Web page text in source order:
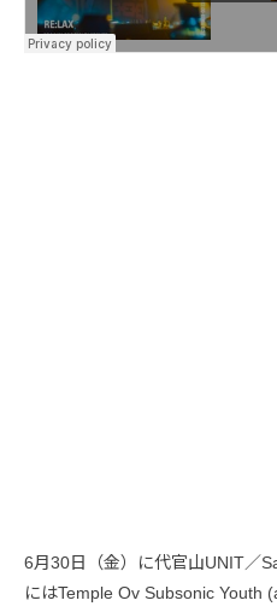
6月30日（金）に代官山UNIT／
にはTemple Ov Subsonic Youth